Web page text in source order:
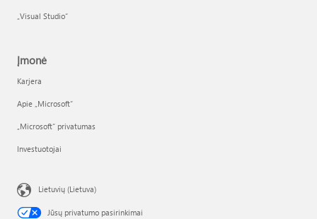
„Visual Studio“
Įmonė
Karjera
Apie „Microsoft“
„Microsoft“ privatumas
Investuotojai
Lietuvių (Lietuva)
Jūsų privatumo pasirinkimai